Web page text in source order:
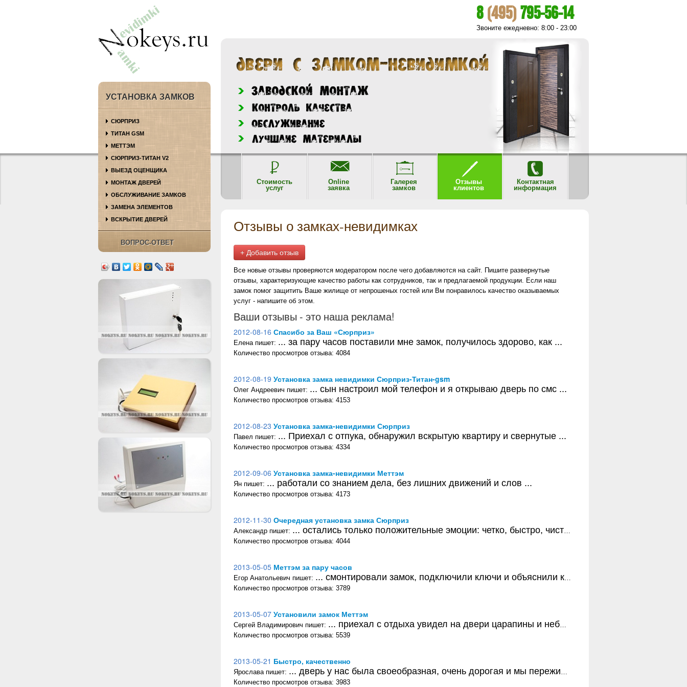
8 (495)795-56-14
Звоните ежедневно: 8:00 - 23:00
УСТАНОВКА ЗАМКОВ
СЮРПРИЗ
ТИТАН GSM
МЕТТЭМ
СЮРПРИЗ-ТИТАН V2
ВЫЕЗД ОЦЕНЩИКА
МОНТАЖ ДВЕРЕЙ
ОБСЛУЖИВАНИЕ ЗАМКОВ
ЗАМЕНА ЭЛЕМЕНТОВ
ВСКРЫТИЕ ДВЕРЕЙ
ВОПРОС-ОТВЕТ
Стоимость
услуг
Online
заявка
Галерея
замков
Отзывы
клиентов
Контактная
информация
Отзывы о замках-невидимках
+ Добавить отзыв
Все новые отзывы проверяются модератором после чего добавляются на сайт. Пишите развернутые
отзывы, характеризующие качество работы как сотрудников, так и предлагаемой продукции. Если наш
замок помог защитить Ваше жилище от непрошеных гостей или Вм понравилось качество оказываемых
услуг - напишите об этом.
Ваши отзывы - это наша реклама!
2012-08-16 Спасибо за Ваш «Сюрприз»
Елена пишет: ... за пару часов поставили мне замок, получилось здорово, как ...
Количество просмотров отзыва: 4084
2012-08-19 Установка замка невидимки Сюрприз-Титан-gsm
Олег Андреевич пишет: ... сын настроил мой телефон и я открываю дверь по смс ...
Количество просмотров отзыва: 4153
2012-08-23 Установка замка-невидимки Сюрприз
Павел пишет: ... Приехал с отпука, обнаружил вскрытую квартиру и свернутые ...
Количество просмотров отзыва: 4334
2012-09-06 Установка замка-невидимки Меттэм
Ян пишет: ... работали со знанием дела, без лишних движений и слов ...
Количество просмотров отзыва: 4173
2012-11-30 Очередная установка замка Сюрприз
Александр пишет: ... остались только положительные эмоции: четко, быстро, чисто ...
Количество просмотров отзыва: 4044
2013-05-05 Меттэм за пару часов
Егор Анатольевич пишет: ... смонтировали замок, подключили ключи и объяснили как пользоваться ...
Количество просмотров отзыва: 3789
2013-05-07 Установили замок Меттэм
Сергей Владимирович пишет: ... приехал с отдыха увидел на двери царапины и небольшие зацепки ...
Количество просмотров отзыва: 5539
2013-05-21 Быстро, качественно
Ярослава пишет: ... дверь у нас была своеобразная, очень дорогая и мы переживали ...
Количество просмотров отзыва: 3983